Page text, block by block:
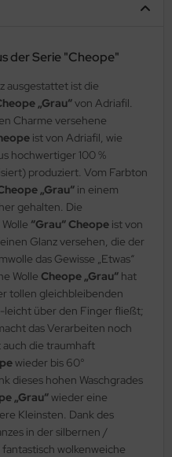
der Serie "Cheope"
ausgestattet ist die
„Grau“von Adriafil.
Charme versehene
ist von Adriafil, wie
hochwertiger 100 %
produziert. Vom Farbton
„Grau“ in einem
gehalten. Die
“Grau“ Cheope ist von
Glanz versehen, die der
das Gewisse „Etwas“
Wolle Cheope „Grau“ hat
tollen gleichbleibenden
leicht über den Finger fließt;
das Verarbeiten noch
auch die traumhaft
wieder bis 60°
dieses hohen Waschgrades
„Grau“wieder eine
Kleinsten. Dank des
in der silbernen /
wolkenweiche